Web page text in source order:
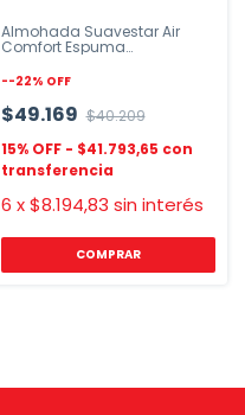
Almohada Suavestar Air
Comfort Espuma
--22% OFF
$49.169 $40.209
$41.793,65
6 x$8.194,83 sin interés